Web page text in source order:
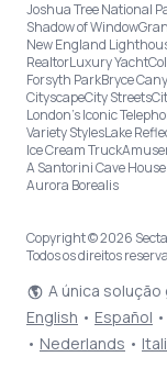
Joshua Tree National
Shadow of Window
New England
RealtorLuxury Yacht
Forsyth ParkBryce
CityscapeCity Streets
London’s Iconic
Variety StylesLake
Ice Cream Truck
A Santorini Cave
Aurora Borealis
Copyright © 2026
Todos os direitos
A única
English • Español •
• Nederlands •